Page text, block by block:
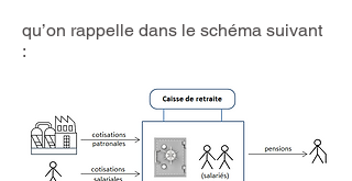
qu’on rappelle dans le schéma suivant
: